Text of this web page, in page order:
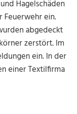
Hagelschäden
Feuerwehr ein.
abgedeckt
zerstört. Im
ein. In der
einer Textilfirma